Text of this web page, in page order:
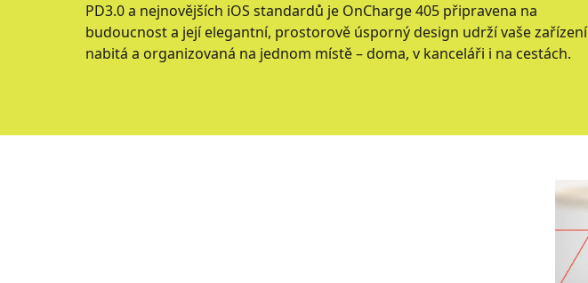
PD3.0 a nejnovějších iOS standardů je OnCharge 405 připravena na
budoucnost a její elegantní, prostorově úsporný design udrží vaše zařízení
nabitá a organizovaná na jednom místě – doma, v kanceláři i na cestách.